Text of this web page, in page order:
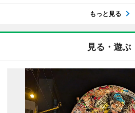
もっと見る
見る・遊ぶ